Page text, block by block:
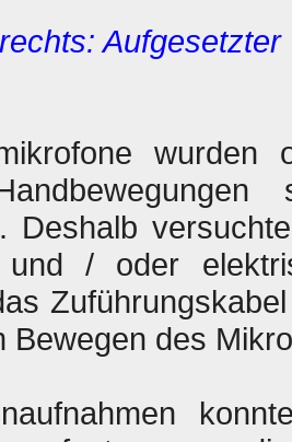
Deshalb
und / oder
Bewegen des